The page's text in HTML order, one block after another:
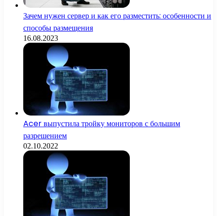
Зачем нужен сервер и как его разместить: особенности и
способы размещения
16.08.2023
Acer выпустила тройку мониторов с большим
разрешением
02.10.2022